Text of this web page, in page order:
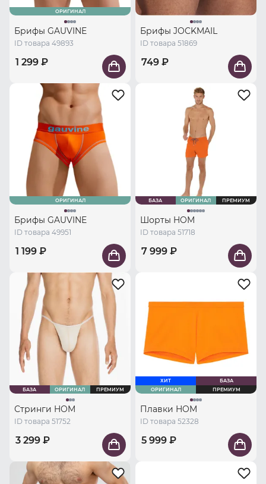
ОРИГИНАЛ
Брифы GAUVINE
ID товара 49893
1 299 ₽
Брифы JOCKMAIL
ID товара 51869
749 ₽
ОРИГИНАЛ
Брифы GAUVINE
ID товара 49951
1 199 ₽
БАЗА ОРИГИНАЛ ПРЕМИУМ
Шорты HOM
ID товара 51718
7 999 ₽
БАЗА ОРИГИНАЛ ПРЕМИУМ
Стринги HOM
ID товара 51752
3 299 ₽
ХИТ
БАЗА
ОРИГИНАЛ
ПРЕМИУМ
Плавки HOM
ID товара 52328
5 999 ₽